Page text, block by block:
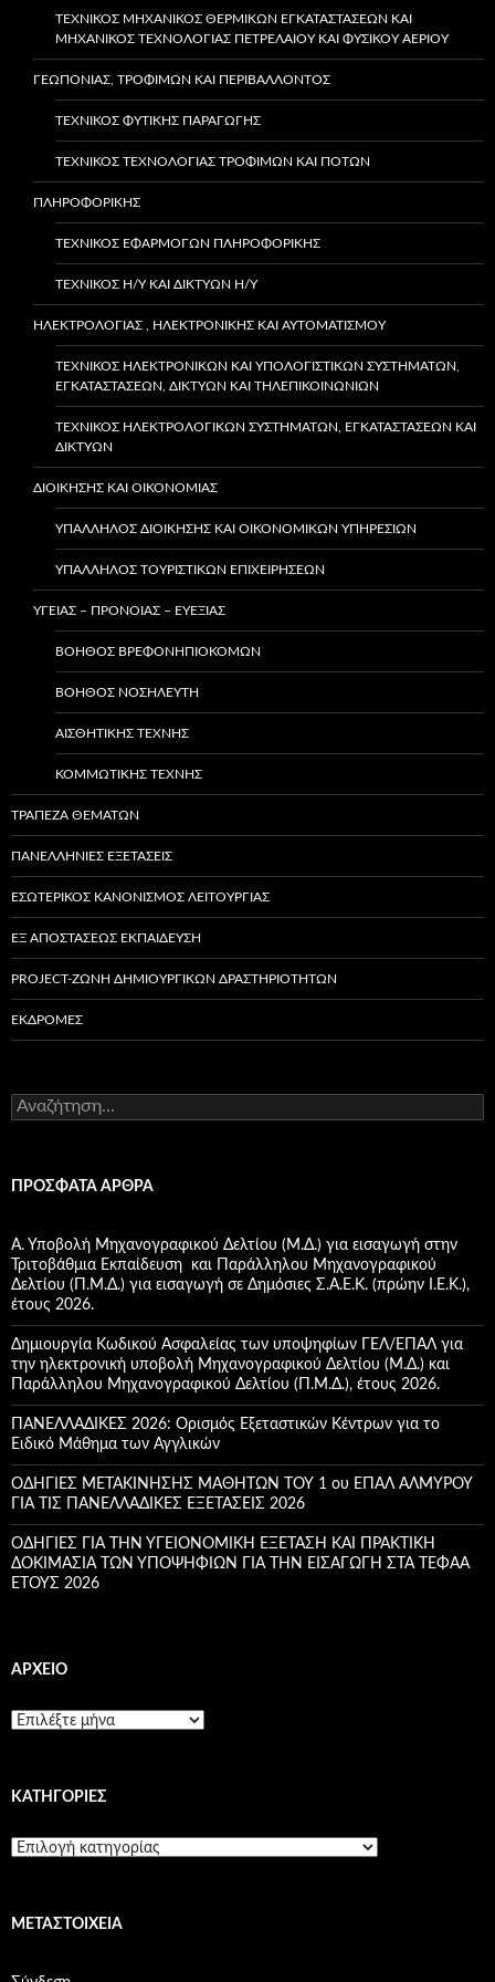
ΤΕΧΝΙΚΌΣ ΜΗΧΑΝΙΚΌΣ ΘΕΡΜΙΚΏΝ ΕΓΚΑΤΑΣΤΆΣΕΩΝ ΚΑΙ
ΜΗΧΑΝΙΚΌΣ ΤΕΧΝΟΛΟΓΊΑΣ ΠΕΤΡΕΛΑΊΟΥ ΚΑΙ ΦΥΣΙΚΟΎ ΑΕΡΊΟΥ
ΓΕΩΠΟΝΙΑΣ, ΤΡΟΦΙΜΩΝ ΚΑΙ ΠΕΡΙΒΑΛΛΟΝΤΟΣ
ΤΕΧΝΙΚΌΣ ΦΥΤΙΚΉΣ ΠΑΡΑΓΩΓΉΣ
ΤΕΧΝΙΚΟΣ ΤΕΧΝΟΛΟΓΙΑΣ ΤΡΟΦΙΜΩΝ ΚΑΙ ΠΟΤΩΝ
ΠΛΗΡΟΦΟΡΙΚΗΣ
ΤΕΧΝΙΚΌΣ ΕΦΑΡΜΟΓΏΝ ΠΛΗΡΟΦΟΡΙΚΉΣ
ΤΕΧΝΙΚΌΣ Η/Υ ΚΑΙ ΔΙΚΤΎΩΝ Η/Υ
ΗΛΕΚΤΡΟΛΟΓΙΑΣ , ΗΛΕΚΤΡΟΝΙΚΗΣ ΚΑΙ ΑΥΤΟΜΑΤΙΣΜΟΥ
ΤΕΧΝΙΚΌΣ ΗΛΕΚΤΡΟΝΙΚΏΝ ΚΑΙ ΥΠΟΛΟΓΙΣΤΙΚΏΝ ΣΥΣΤΗΜΆΤΩΝ,
ΕΓΚΑΤΑΣΤΆΣΕΩΝ, ΔΙΚΤΎΩΝ ΚΑΙ ΤΗΛΕΠΙΚΟΙΝΩΝΙΏΝ
ΤΕΧΝΙΚΌΣ ΗΛΕΚΤΡΟΛΟΓΙΚΏΝ ΣΥΣΤΗΜΆΤΩΝ, ΕΓΚΑΤΑΣΤΆΣΕΩΝ ΚΑΙ
ΔΙΚΤΎΩΝ
ΔΙΟΙΚΗΣΗΣ ΚΑΙ ΟΙΚΟΝΟΜΙΑΣ
ΥΠΆΛΛΗΛΟΣ ΔΙΟΊΚΗΣΗΣ ΚΑΙ ΟΙΚΟΝΟΜΙΚΏΝ ΥΠΗΡΕΣΙΏΝ
ΥΠΑΛΛΗΛΟΣ ΤΟΥΡΙΣΤΙΚΩΝ ΕΠΙΧΕΙΡΗΣΕΩΝ
ΥΓΕΙΑΣ – ΠΡΟΝΟΙΑΣ – ΕΥΕΞΙΑΣ
ΒΟΗΘΌΣ ΒΡΕΦΟΝΗΠΙΟΚΌΜΩΝ
ΒΟΗΘΌΣ ΝΟΣΗΛΕΥΤΉ
ΑΙΣΘΗΤΙΚΉΣ ΤΈΧΝΗΣ
ΚΟΜΜΩΤΙΚΉΣ ΤΈΧΝΗΣ
ΤΡΑΠΕΖΑ ΘΕΜΑΤΩΝ
ΠΑΝΕΛΛΗΝΙΕΣ ΕΞΕΤΑΣΕΙΣ
ΕΣΩΤΕΡΙΚΌΣ ΚΑΝΟΝΙΣΜΌΣ ΛΕΙΤΟΥΡΓΊΑΣ
ΕΞ ΑΠΟΣΤΆΣΕΩΣ ΕΚΠΑΊΔΕΥΣΗ
PROJECT-ΖΏΝΗ ΔΗΜΙΟΥΡΓΙΚΏΝ ΔΡΑΣΤΗΡΙΟΤΉΤΩΝ
ΕΚΔΡΟΜΈΣ
Α
ν
ή
σ
η
γ
ι
α
:
ΠΡΌΣΦΑΤΑ ΆΡΘΡΑ
Α. Υποβολή Μηχανογραφικού Δελτίου (Μ.Δ.) για εισαγωγή στην
Τριτοβάθμια Εκπαίδευση και Παράλληλου Μηχανογραφικού
Δελτίου (Π.Μ.Δ.) για εισαγωγή σε Δημόσιες Σ.Α.Ε.Κ. (πρώην Ι.Ε.Κ.),
έτους 2026.
Δημιουργία Κωδικού Ασφαλείας των υποψηφίων ΓΕΛ/ΕΠΑΛ για
την ηλεκτρονική υποβολή Μηχανογραφικού Δελτίου (Μ.Δ.) και
Παράλληλου Μηχανογραφικού Δελτίου (Π.Μ.Δ.), έτους 2026.
ΠΑΝΕΛΛΑΔΙΚΕΣ 2026: Ορισμός Εξεταστικών Κέντρων για το
Ειδικό Μάθημα των Αγγλικών
ΟΔΗΓΙΕΣ ΜΕΤΑΚΙΝΗΣΗΣ ΜΑΘΗΤΩΝ ΤΟΥ 1 ου ΕΠΑΛ ΑΛΜΥΡΟΥ
ΓΙΑ ΤΙΣ ΠΑΝΕΛΛΑΔΙΚΕΣ ΕΞΕΤΑΣΕΙΣ 2026
ΟΔΗΓΙΕΣ ΓΙΑ ΤΗΝ ΥΓΕΙΟΝΟΜΙΚΗ ΕΞΕΤΑΣΗ ΚΑΙ ΠΡΑΚΤΙΚΗ
ΔΟΚΙΜΑΣΙΑ ΤΩΝ ΥΠΟΨΗΦΙΩΝ ΓΙΑ ΤΗΝ ΕΙΣΑΓΩΓΗ ΣΤΑ ΤΕΦΑΑ
ETOYΣ 2026
ΑΡΧΕΊΟ
Α
ίKΑΤΗΓΟΡΊΕΣ
K
γ
ΜΕΤΑΣΤΟΙΧΕΊΑ